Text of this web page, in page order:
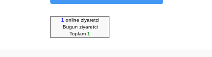
1 online ziyaretci
Bugun ziyaretci
Toplam 1